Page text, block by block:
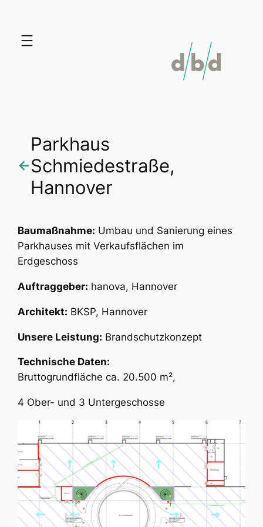
springen
←
Parkhaus
Schmiedestraße,
Hannover
Baumaßnahme: Umbau und Sanierung eines
Parkhauses mit Verkaufsflächen im
Erdgeschoss
Auftraggeber: hanova, Hannover
Architekt: BKSP, Hannover
Unsere Leistung: Brandschutzkonzept
Technische Daten:
Bruttogrundfläche ca. 20.500 m²,
4 Ober- und 3 Untergeschosse